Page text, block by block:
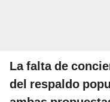
La falta de
del respaldo